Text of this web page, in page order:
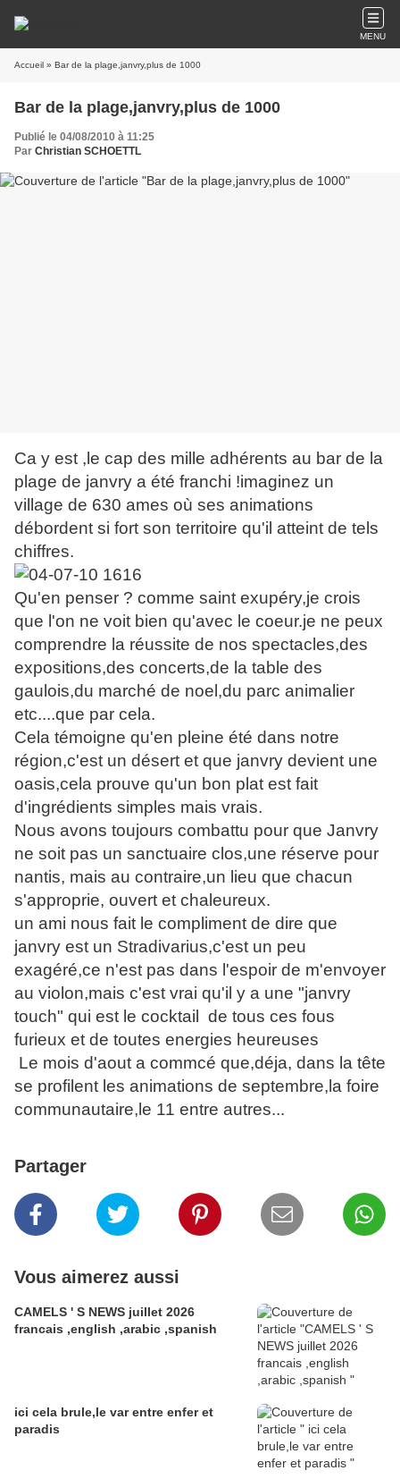
MENU
Accueil » Bar de la plage,janvry,plus de 1000
Bar de la plage,janvry,plus de 1000
Publié le 04/08/2010 à 11:25
Par Christian SCHOETTL
Ca y est ,le cap des mille adhérents au bar de la
plage de janvry a été franchi !imaginez un
village de 630 ames où ses animations
débordent si fort son territoire qu'il atteint de tels
chiffres.
Qu'en penser ? comme saint exupéry,je crois
que l'on ne voit bien qu'avec le coeur.je ne peux
comprendre la réussite de nos spectacles,des
expositions,des concerts,de la table des
gaulois,du marché de noel,du parc animalier
etc....que par cela.
Cela témoigne qu'en pleine été dans notre
région,c'est un désert et que janvry devient une
oasis,cela prouve qu'un bon plat est fait
d'ingrédients simples mais vrais.
Nous avons toujours combattu pour que Janvry
ne soit pas un sanctuaire clos,une réserve pour
nantis, mais au contraire,un lieu que chacun
s'approprie, ouvert et chaleureux.
un ami nous fait le compliment de dire que
janvry est un Stradivarius,c'est un peu
exagéré,ce n'est pas dans l'espoir de m'envoyer
au violon,mais c'est vrai qu'il y a une "janvry
touch" qui est le cocktail de tous ces fous
furieux et de toutes energies heureuses
Le mois d'aout a commcé que,déja, dans la tête
se profilent les animations de septembre,la foire
communautaire,le 11 entre autres...
Partager
Vous aimerez aussi
CAMELS ' S NEWS juillet 2026
francais ,english ,arabic ,spanish
ici cela brule,le var entre enfer et
paradis